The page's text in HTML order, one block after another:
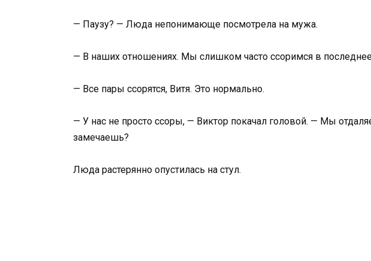
— Паузу? — Люда непонимающе посмотрела на мужа.
— В наших отношениях. Мы слишком часто ссоримся в
— Все пары ссорятся, Витя. Это нормально.
— У нас не просто ссоры, — Виктор покачал головой. — Мы
замечаешь?
Люда растерянно опустилась на стул.